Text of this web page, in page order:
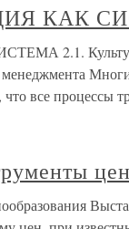
КАК
2.1.
все процессы